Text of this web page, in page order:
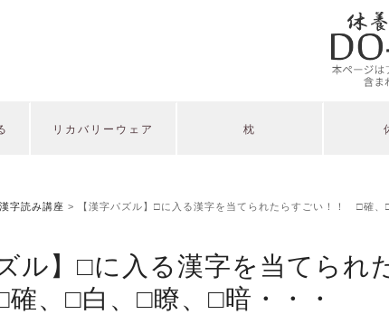
リカバリーウェア 枕
漢字読み講座 > 【漢字パズル】□に入る漢字を当てられたらすごい！！ □確、
ル】□に入る漢字を当てられ
、□白、□瞭、□暗・・・